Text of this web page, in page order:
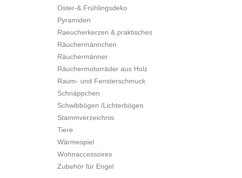
Oster-& Frühlingsdeko
Pyramiden
Raeucherkerzen & praktisches
Räuchermännchen
Räuchermänner
Räuchermotorräder aus Holz
Raum- und Fensterschmuck
Schnäppchen
Schwibbögen /Lichterbögen
Stammverzeichnis
Tiere
Wärmespiel
Wohnaccessoires
Zubehör für Engel